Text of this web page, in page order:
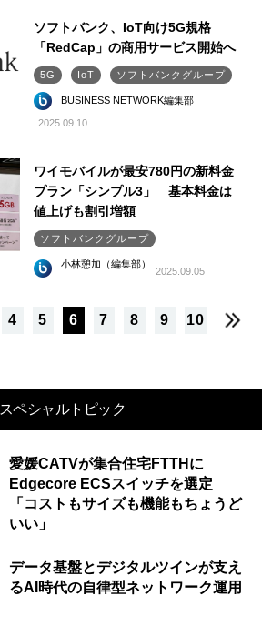
ソフトバンク、IoT向け5G規格
「RedCap」の商用サービス開始へ
5G IoT ソフトバンクグループ
BUSINESS NETWORK編集部
2025.09.10
ワイモバイルが最安780円の新料金
プラン「シンプル3」 基本料金は
値上げも割引増額
ソフトバンクグループ
小林憩加（編集部）
2025.09.05
4 5 6 7 8 9 10
スペシャルトピック
愛媛CATVが集合住宅FTTHに
Edgecore ECSスイッチを選定
「コストもサイズも機能もちょうど
いい」
データ基盤とデジタルツインが支え
るAI時代の自律型ネットワーク運用